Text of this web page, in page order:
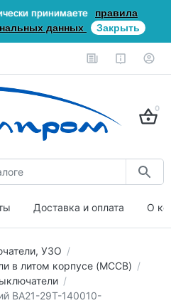
принимаете
правила
данных
Закрыть
0
Доставка и оплата О
УЗО
в литом корпусе (MCCB)
ВА21-29Т-140010-